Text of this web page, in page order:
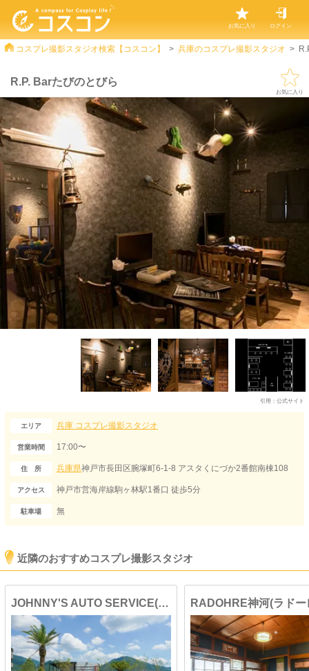
お気に入り ログイン
コスプレ撮影スタジオ検索【コスコン】 兵庫のコスプレ撮影スタジオ
R.P. Barたびのとびら
お気に入り
引用： 公式サイト
エリア 兵庫 コスプレ撮影スタジオ
営業時間 17:00〜
住 所 兵庫県神戸市長田区腕塚町6-1-8 アスタくにづか2番館南棟108
アクセス 神戸市営海岸線駒ヶ林駅1番口 徒歩5分
駐車場 無
近隣のおすすめコスプレ撮影スタジオ
JOHNNY'S AUTO SERVICE(ジョニーズ オート サービス)